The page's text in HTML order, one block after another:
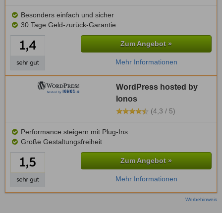
Besonders einfach und sicher
30 Tage Geld-zurück-Garantie
Zum Angebot »
Mehr Informationen
WordPress hosted by
Ionos
(4,3 / 5)
Performance steigern mit Plug-Ins
Große Gestaltungsfreiheit
Zum Angebot »
Mehr Informationen
Werbehinweis